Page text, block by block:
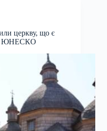
церкву, що є
ЮНЕСКО